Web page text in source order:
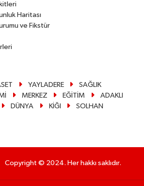
Haritası
ve Fikstür
YAYLADERE
SAĞLIK
MERKEZ EĞİTİM
ADAKLI
DÜNYA KİĞI
SOLHAN
Copyright © 2024. Her hakkı saklıdır.